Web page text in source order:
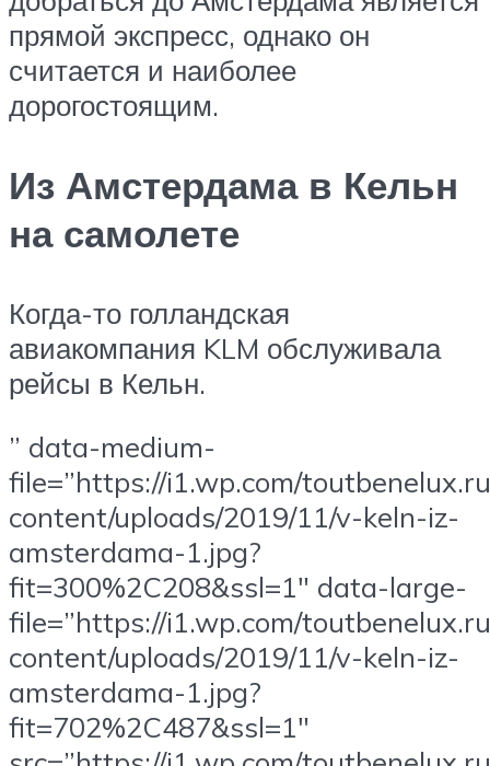
прямой экспресс, однако он
считается и наиболее
дорогостоящим.
Из Амстердама в Кельн
на самолете
Когда-то голландская
авиакомпания KLM обслуживала
рейсы в Кельн.
” data-medium-
file=”https://i1.wp.com/
content/uploads/2019/11/v-keln-iz-
amsterdama-1.jpg?
fit=300%2C208&ssl=1″ data-large-
file=”https://i1.wp.com/
content/uploads/2019/11/v-keln-iz-
amsterdama-1.jpg?
fit=702%2C487&ssl=1″